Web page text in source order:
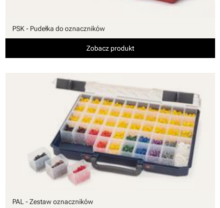
PSK - Pudełka do oznaczników
Zobacz produkt
PAL - Zestaw oznaczników